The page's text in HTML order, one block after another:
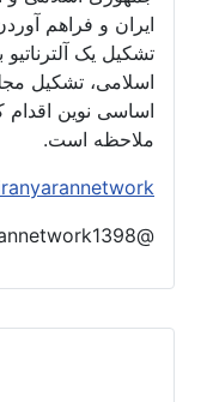
ایران و فراهم
تشکیل یک
اسلامی، تشکیل
اساسی نوین اقدام
ملاحظه است.
@iranyarannetwork1398 تلگرام